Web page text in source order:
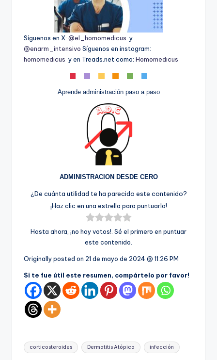
Síguenos en X: @el_homomedicus y
@enarm_intensivo Síguenos en instagram:
homomedicus y en Treads.net como: Homomedicus
Aprende administración paso a paso
ADMINISTRACION DESDE CERO
¿De cuánta utilidad te ha parecido este contenido?
¡Haz clic en una estrella para puntuarlo!
Hasta ahora, ¡no hay votos!. Sé el primero en puntuar
este contenido.
Originally posted on 21 de mayo de 2024 @ 11:26 PM
Si te fue útil este resumen, compártelo por favor!
Etiquetas:
corticosteroides Dermatitis Atópica infección